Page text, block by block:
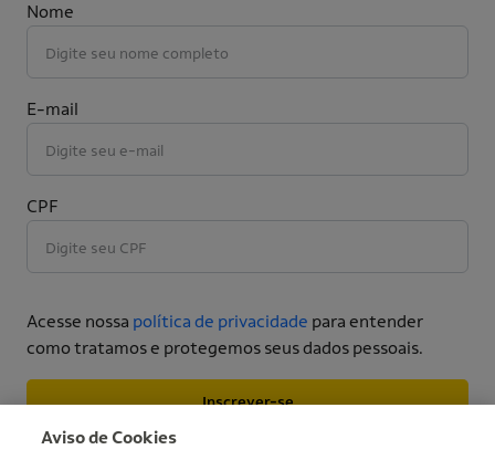
Nome
E-mail
CPF
Acesse nossa política de privacidade para entender
como tratamos e protegemos seus dados pessoais.
Inscrever-se
More informations
Aviso de Cookies